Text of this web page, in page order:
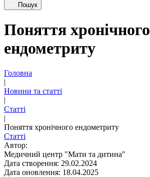
Пошук
Поняття хронічного
ендометриту
Головна
|
Новини та статті
|
Статті
|
Поняття хронічного ендометриту
Статті
Автор:
Медичний центр "Мати та дитина"
Дата створення: 29.02.2024
Дата оновлення: 18.04.2025